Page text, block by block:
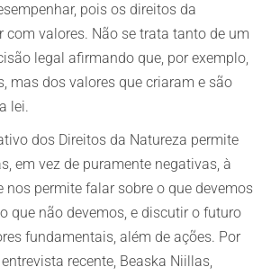
pois os direitos da
com valores. Não se trata tanto de um
legal afirmando que, por exemplo,
mas dos valores que criaram e são
lei.
dos Direitos da Natureza permite
em vez de puramente negativas, à
nos permite falar sobre o que devemos
que não devemos, e discutir o futuro
fundamentais, além de ações. Por
recente, Beaska Niillas,